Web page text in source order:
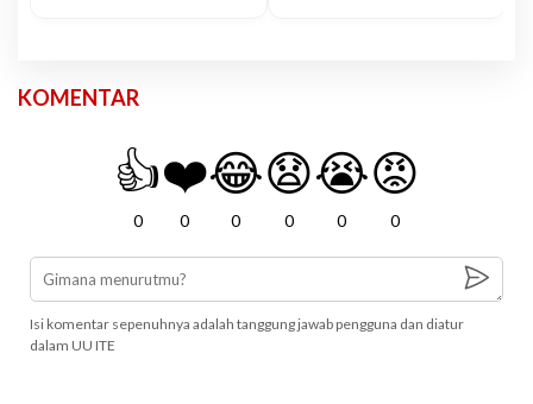
KOMENTAR
👍
0
❤️
0
😂
0
😧
0
😭
0
😡
0
Isi komentar sepenuhnya adalah tanggung jawab pengguna dan diatur
dalam UU ITE